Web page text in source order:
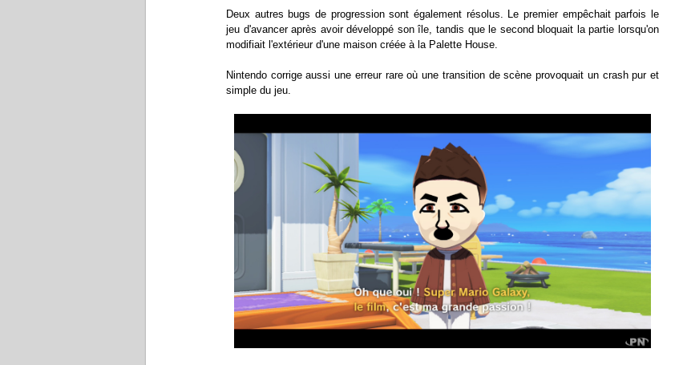
Deux autres bugs de progression sont également résolus. Le premier empêchait parfois le
jeu d'avancer après avoir développé son île, tandis que le second bloquait la partie lorsqu'on
modifiait l'extérieur d'une maison créée à la Palette House.
Nintendo corrige aussi une erreur rare où une transition de scène provoquait un crash pur et
simple du jeu.